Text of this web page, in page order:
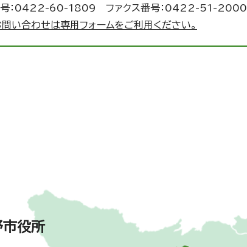
号：0422-60-1809 ファクス番号：0422-51-2000
問い合わせは専用フォームをご利用ください。
役所